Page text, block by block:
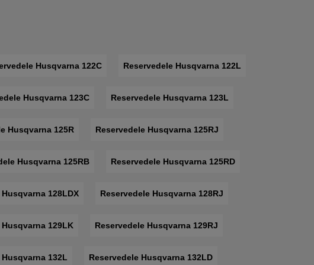
Husqvarna 122C Reservedele Husqvarna 122L
Husqvarna 123C Reservedele Husqvarna 123L
Husqvarna 125R Reservedele Husqvarna 125RJ
Husqvarna 125RB Reservedele Husqvarna 125RD
128LDX Reservedele Husqvarna 128RJ
129LK Reservedele Husqvarna 129RJ
132L Reservedele Husqvarna 132LD